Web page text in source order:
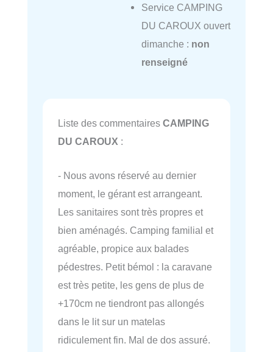
Service CAMPING
DU CAROUX ouvert
dimanche : non
renseigné
Liste des commentaires CAMPING
DU CAROUX :
- Nous avons réservé au dernier
moment, le gérant est arrangeant.
Les sanitaires sont très propres et
bien aménagés. Camping familial et
agréable, propice aux balades
pédestres. Petit bémol : la caravane
est très petite, les gens de plus de
+170cm ne tiendront pas allongés
dans le lit sur un matelas
ridiculement fin. Mal de dos assuré.